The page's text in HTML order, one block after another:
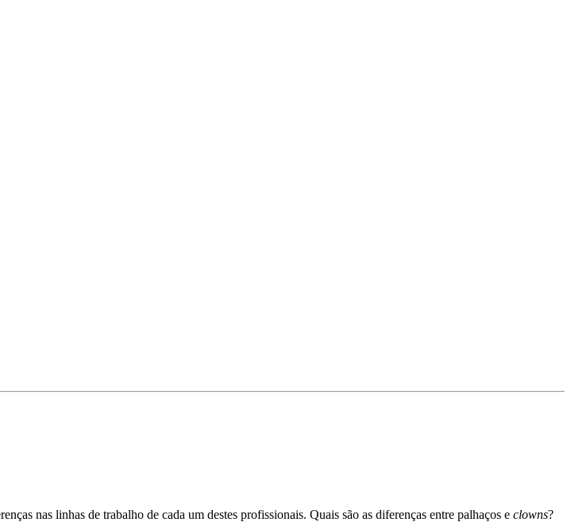
nas linhas de trabalho de cada um destes profissionais. Quais são as diferenças entre palhaços e clowns?